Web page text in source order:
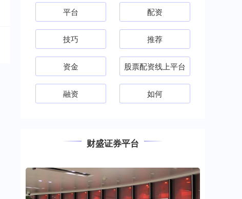
平台 配资
技巧 推荐
资金 股票配资线上平台
融资 如何
财盛证券平台